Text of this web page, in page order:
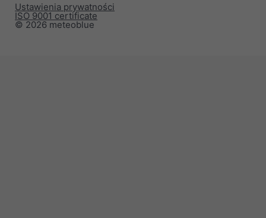
© 2026 meteoblue
ISO 9001 certificate
Ustawienia prywatności